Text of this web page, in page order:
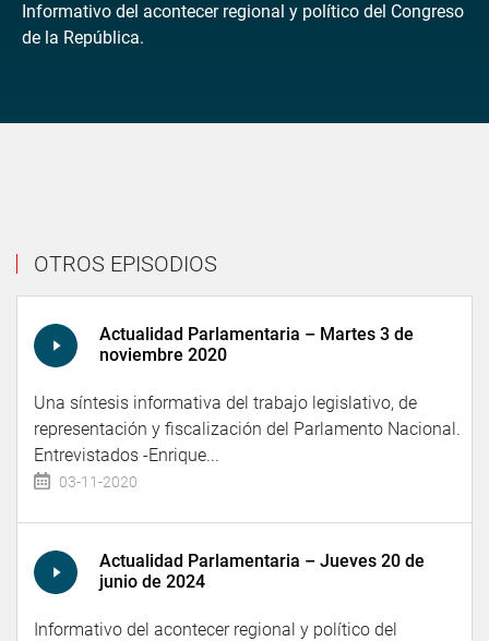
Informativo del acontecer regional y político del Congreso
de la República.
OTROS EPISODIOS
Actualidad Parlamentaria – Martes 3 de
noviembre 2020
Una síntesis informativa del trabajo legislativo, de
representación y fiscalización del Parlamento Nacional.
Entrevistados -Enrique...
03-11-2020
Actualidad Parlamentaria – Jueves 20 de
junio de 2024
Informativo del acontecer regional y político del